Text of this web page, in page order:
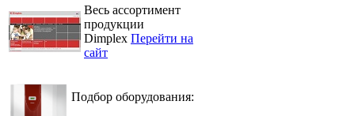
Весь ассортимент
продукции
Dimplex Перейти на
сайт
Подбор оборудования: